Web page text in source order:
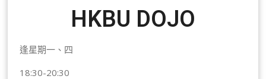
HKBU DOJO
逢星期一、四
18:30-20:30